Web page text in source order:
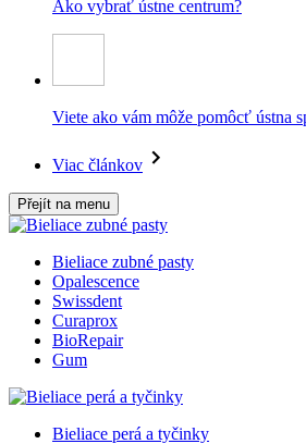
Ako vybrať ústne centrum?
Viete ako vám môže pomôcť ústna
Viac článkov
Přejít na menu
Bieliace zubné pasty
Opalescence
Swissdent
Curaprox
BioRepair
Gum
Bieliace perá a tyčinky